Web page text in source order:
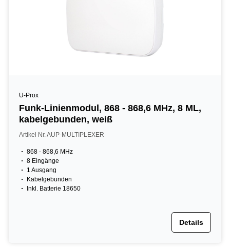
U-Prox
Funk-Linienmodul, 868 - 868,6 MHz, 8 ML,
kabelgebunden, weiß
Artikel Nr. AUP-MULTIPLEXER
868 - 868,6 MHz
8 Eingänge
1 Ausgang
Kabelgebunden
Inkl. Batterie 18650
Details